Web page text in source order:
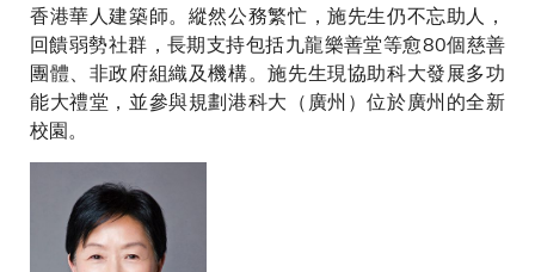
香港華人建築師。縱然公務繁忙，施先生仍不忘助人，
回饋弱勢社群，長期支持包括九龍樂善堂等愈80個慈善
團體、非政府組織及機構。施先生現協助科大發展多功
能大禮堂，並參與規劃港科大（廣州）位於廣州的全新
校園。